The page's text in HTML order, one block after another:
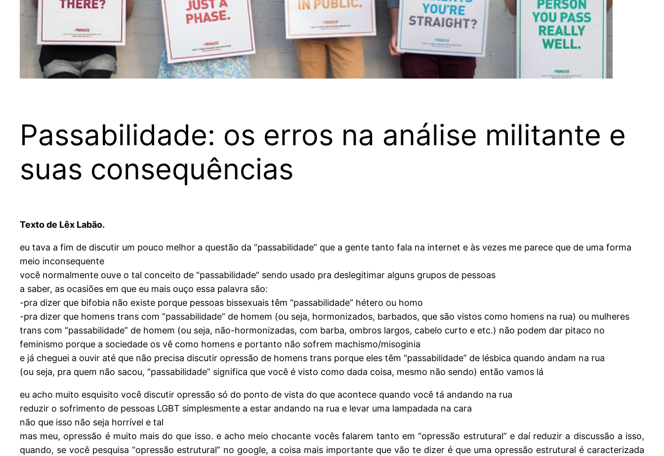
Passabilidade: os erros na análise militante e
suas consequências
Texto de Lêx Labão.
eu tava a fim de discutir um pouco melhor a questão da “passabilidade” que a gente tanto fala na internet e às vezes me parece que de uma forma
meio inconsequente
você normalmente ouve o tal conceito de “passabilidade” sendo usado pra deslegitimar alguns grupos de pessoas
a saber, as ocasiões em que eu mais ouço essa palavra são:
-pra dizer que bifobia não existe porque pessoas bissexuais têm “passabilidade” hétero ou homo
-pra dizer que homens trans com “passabilidade” de homem (ou seja, hormonizados, barbados, que são vistos como homens na rua) ou mulheres
trans com “passabilidade” de homem (ou seja, não-hormonizadas, com barba, ombros largos, cabelo curto e etc.) não podem dar pitaco no
feminismo porque a sociedade os vê como homens e portanto não sofrem machismo/misoginia
e já cheguei a ouvir até que não precisa discutir opressão de homens trans porque eles têm “passabilidade” de lésbica quando andam na rua
(ou seja, pra quem não sacou, “passabilidade” significa que você é visto como dada coisa, mesmo não sendo) então vamos lá
eu acho muito esquisito você discutir opressão só do ponto de vista do que acontece quando você tá andando na rua
reduzir o sofrimento de pessoas LGBT simplesmente a estar andando na rua e levar uma lampadada na cara
não que isso não seja horrível e tal
mas meu, opressão é muito mais do que isso. e acho meio chocante vocês falarem tanto em “opressão estrutural” e daí reduzir a discussão a isso,
quando, se você pesquisa “opressão estrutural” no google, a coisa mais importante que vão te dizer é que uma opressão estrutural é caracterizada